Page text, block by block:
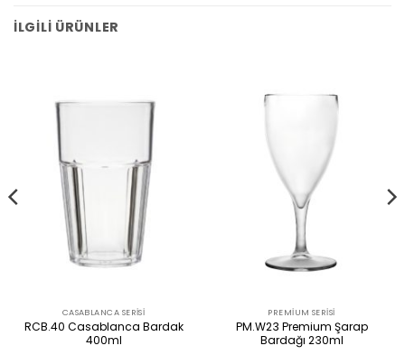
İLGILI ÜRÜNLER
CASABLANCA SERISI
RCB.40 Casablanca Bardak
400ml
PREMIUM SERISI
PM.W23 Premium Şarap
Bardağı 230ml